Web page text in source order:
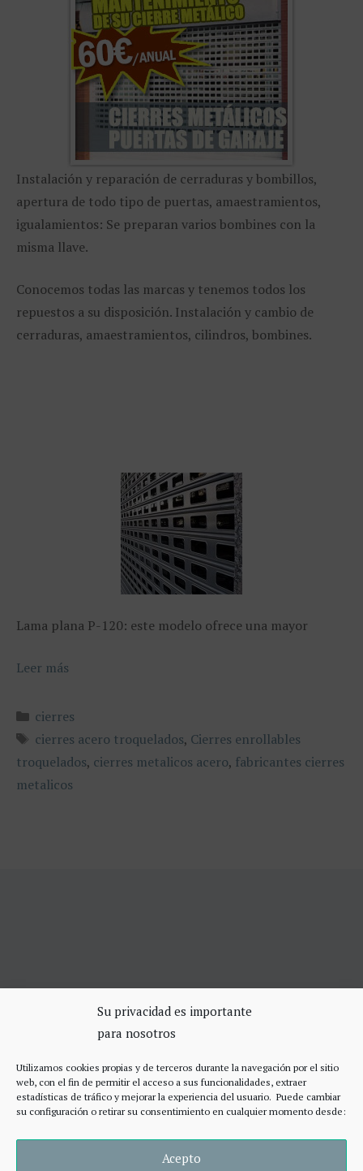
Su privacidad es importante
para nosotros
Utilizamos cookies propias y de terceros durante la navegación por el sitio
web, con el fin de permitir el acceso a sus funcionalidades, extraer
estadísticas de tráfico y mejorar la experiencia del usuario. Puede cambiar
su configuración o retirar su consentimiento en cualquier momento desde:
Acepto
Instalación y reparación de cerraduras y bombillos,
apertura de todo tipo de puertas, amaestramientos,
igualamientos: Se preparan varios bombines con la
misma llave.
Conocemos todas las marcas y tenemos todos los
repuestos a su disposición. Instalación y cambio de
cerraduras, amaestramientos, cilindros, bombines.
Lama plana P-120: este modelo ofrece una mayor
Leer más
Categorías
cierres
Etiquetas
cierres acero troquelados, Cierres enrollables
troquelados, cierres metalicos acero, fabricantes cierres
metalicos
SERVICIOS DE CERRAJERÍA
Apertura Puertas Madrid 75€
Cerraduras de alta seguridad
Accesos